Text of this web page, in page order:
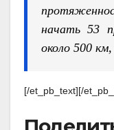
начать 53
около 500
[/et_pb_text][/